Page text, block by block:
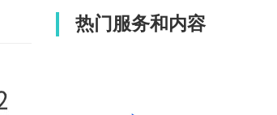
热门服务和内容